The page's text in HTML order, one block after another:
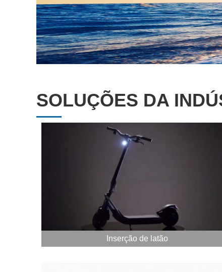
SOLUÇÕES DA
Inserção de latão